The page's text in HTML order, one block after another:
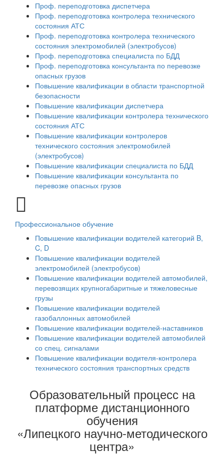
Проф. переподготовка диспетчера
Проф. переподготовка контролера технического
состояния АТС
Проф. переподготовка контролера технического
состояния электромобилей (электробусов)
Проф. переподготовка специалиста по БДД
Проф. переподготовка консультанта по перевозке
опасных грузов
Повышение квалификации в области транспортной
безопасности
Повышение квалификации диспетчера
Повышение квалификации контролера технического
состояния АТС
Повышение квалификации контролеров
технического состояния электромобилей
(электробусов)
Повышение квалификации специалиста по БДД
Повышение квалификации консультанта по
перевозке опасных грузов
Профессиональное обучение
Повышение квалификации водителей категорий B,
C, D
Повышение квалификации водителей
электромобилей (электробусов)
Повышение квалификации водителей автомобилей,
перевозящих крупногабаритные и тяжеловесные
грузы
Повышение квалификации водителей
газобаллонных автомобилей
Повышение квалификации водителей-наставников
Повышение квалификации водителей автомобилей
со спец. сигналами
Повышение квалификации водителя-контролера
технического состояния транспортных средств
Образовательный процесс на
платформе дистанционного
обучения
«Липецкого научно-методического
центра»